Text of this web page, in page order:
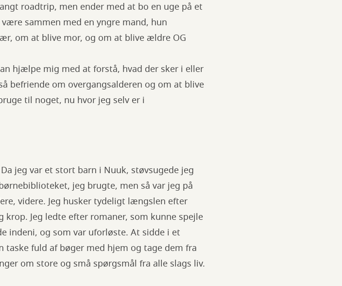
roadtrip, men ender med at bo en uge på et
sammen med en yngre mand, hun
om at blive mor, og om at blive ældre OG
hjælpe mig med at forstå, hvad der sker i eller
befriende om overgangsalderen og om at blive
til noget, nu hvor jeg selv er i
jeg var et stort barn i Nuuk, støvsugede jeg
jeg brugte, men så var jeg på
videre. Jeg husker tydeligt længslen efter
Jeg ledte efter romaner, som kunne spejle
indeni, og som var uforløste. At sidde i et
taske fuld af bøger med hjem og tage dem fra
om store og små spørgsmål fra alle slags liv.